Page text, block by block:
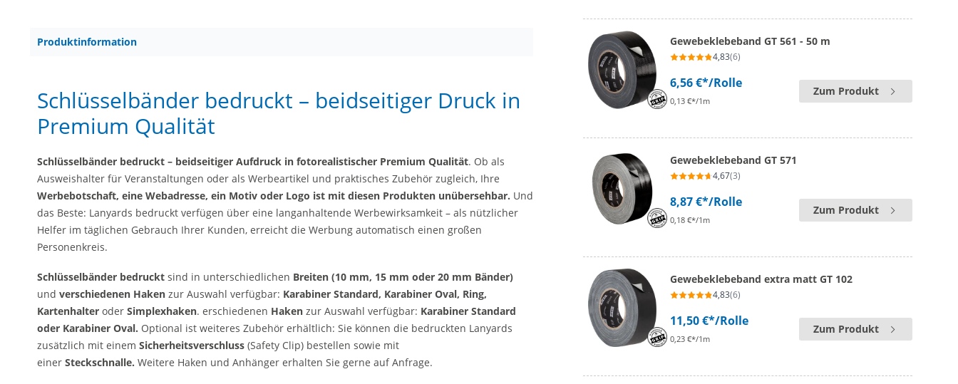
Produktinformation
Schlüsselbänder bedruckt – beidseitiger Druck in
Premium Qualität
Schlüsselbänder bedruckt – beidseitiger Aufdruck in fotorealistischer Premium Qualität. Ob als
Ausweishalter für Veranstaltungen oder als Werbeartikel und praktisches Zubehör zugleich, Ihre
Werbebotschaft, eine Webadresse, ein Motiv oder Logo ist mit diesen Produkten unübersehbar. Und
das Beste: Lanyards bedruckt verfügen über eine langanhaltende Werbewirksamkeit – als nützlicher
Helfer im täglichen Gebrauch Ihrer Kunden, erreicht die Werbung automatisch einen großen
Personenkreis.
Schlüsselbänder bedruckt sind in unterschiedlichen Breiten (10 mm, 15 mm oder 20 mm Bänder)
und verschiedenen Haken zur Auswahl verfügbar: Karabiner Standard, Karabiner Oval, Ring,
Kartenhalter oder Simplexhaken. erschiedenen Haken zur Auswahl verfügbar: Karabiner Standard
oder Karabiner Oval. Optional ist weiteres Zubehör erhältlich: Sie können die bedruckten Lanyards
zusätzlich mit einem Sicherheitsverschluss (Safety Clip) bestellen sowie mit
einer Steckschnalle. Weitere Haken und Anhänger erhalten Sie gerne auf Anfrage.
Gewebeklebeband GT 561 - 50 m
4,83(6)
6,56 €*/Rolle
0,13 €*/1m
Zum Produkt
Gewebeklebeband GT 571
4,67(3)
8,87 €*/Rolle
0,18 €*/1m
Zum Produkt
Gewebeklebeband extra matt GT 102
4,83(6)
11,50 €*/Rolle
0,23 €*/1m
Zum Produkt